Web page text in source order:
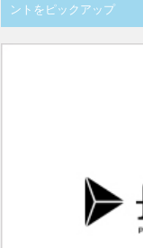
ントをピックアップ